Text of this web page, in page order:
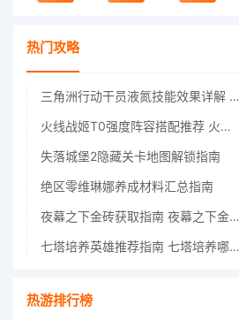
热门攻略
三角洲行动干员液氮技能效果详解 三角洲行动干员液氮技能介绍
火线战姬T0强度阵容搭配推荐 火线战姬T0强度阵容哪个好
失落城堡2隐藏关卡地图解锁指南
绝区零维琳娜养成材料汇总指南
夜幕之下金砖获取指南 夜幕之下金砖获取方法
七塔培养英雄推荐指南 七塔培养哪个英雄好
热游排行榜